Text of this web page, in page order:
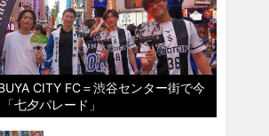
CITY FC＝渋谷センター街で今
七夕パレード」